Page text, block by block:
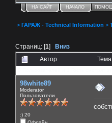
НА САЙТ НАЧАЛО
> ГАРАЖ - Technical Information >
Страниц: [1] Вниз
Автор
98white89
Moderator
Пользователи
:) 20